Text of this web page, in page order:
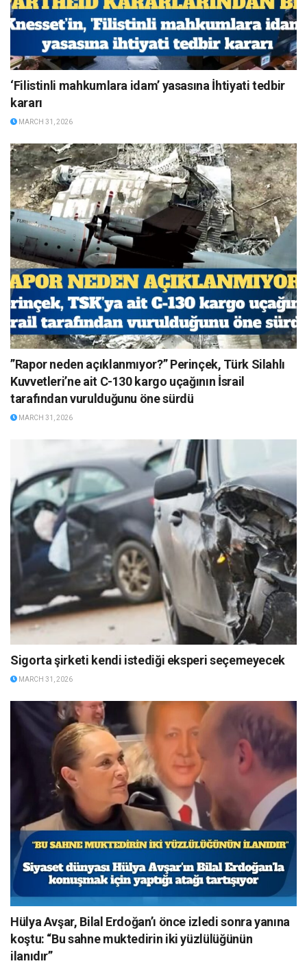
‘Filistinli mahkumlara idam’ yasasına İhtiyati tedbir
kararı
MARCH 31, 2026
”Rapor neden açıklanmıyor?” Perinçek, Türk Silahlı
Kuvvetleri’ne ait C-130 kargo uçağının İsrail
tarafından vurulduğunu öne sürdü
MARCH 31, 2026
Sigorta şirketi kendi istediği eksperi seçemeyecek
MARCH 31, 2026
Hülya Avşar, Bilal Erdoğan’ı önce izledi sonra yanına
koştu: “Bu sahne muktedirin iki yüzlülüğünün
ilanıdır”